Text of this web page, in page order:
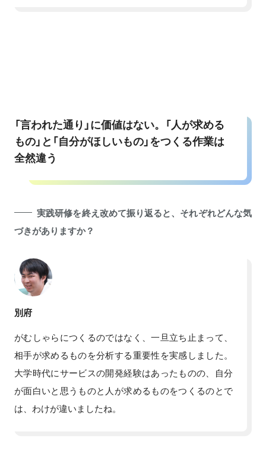
「言われた通り」に価値はない。「人が求める
もの」と「自分がほしいもの」をつくる作業は
全然違う
実践研修を終え改めて振り返ると、それぞれどんな気
づきがありますか？
別府
がむしゃらにつくるのではなく、一旦立ち止まって、
相手が求めるものを分析する重要性を実感しました。
大学時代にサービスの開発経験はあったものの、自分
が面白いと思うものと人が求めるものをつくるのとで
は、わけが違いましたね。